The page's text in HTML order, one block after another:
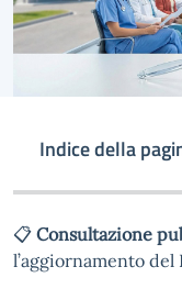
Indice della
📋 Consultazione
l’aggiornamento